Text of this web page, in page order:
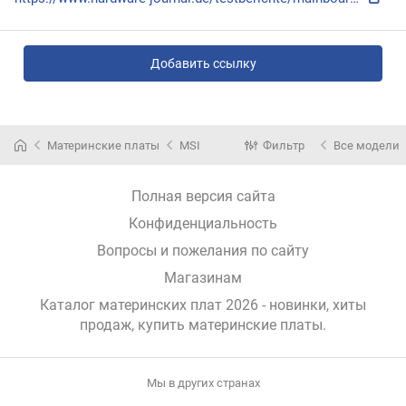
Добавить ссылку
Материнские платы MSI Фильтр Все модели
Полная версия сайта
Конфиденциальность
Вопросы и пожелания по сайту
Магазинам
Каталог материнских плат 2026 - новинки, хиты
продаж, купить материнские платы.
Мы в других странах